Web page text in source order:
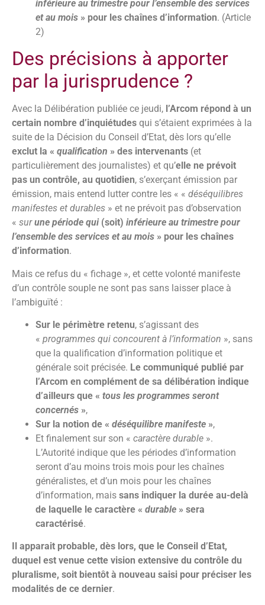
inférieure au trimestre pour l’ensemble des services
et au mois » pour les chaînes d’information. (Article
2)
Des précisions à apporter
par la jurisprudence ?
Avec la Délibération publiée ce jeudi, l’Arcom répond à un
certain nombre d’inquiétudes qui s’étaient exprimées à la
suite de la Décision du Conseil d’Etat, dès lors qu’elle
exclut la « qualification » des intervenants (et
particulièrement des journalistes) et qu’elle ne prévoit
pas un contrôle, au quotidien, s’exerçant émission par
émission, mais entend lutter contre les « « déséquilibres
manifestes et durables » et ne prévoit pas d’observation
« surune période qui (soit) inférieure au trimestre pour
l’ensemble des services et au mois » pour les chaînes
d’information.
Mais ce refus du « fichage », et cette volonté manifeste
d’un contrôle souple ne sont pas sans laisser place à
l’ambiguïté :
Sur le périmètre retenu, s’agissant des
« programmes qui concourent à l’information », sans
que la qualification d’information politique et
générale soit précisée. Le communiqué publié par
l’Arcom en complément de sa délibération indique
d’ailleurs que « tous les programmes seront
concernés »,
Sur la notion de « déséquilibre manifeste »,
Et finalement sur son « caractère durable ».
L’Autorité indique que les périodes d’information
seront d’au moins trois mois pour les chaînes
généralistes, et d’un mois pour les chaînes
d’information, mais sans indiquer la durée au-delà
de laquelle le caractère « durable » sera
caractérisé.
Il apparait probable, dès lors, que le Conseil d’Etat,
duquel est venue cette vision extensive du contrôle du
pluralisme, soit bientôt à nouveau saisi pour préciser les
modalités de ce dernier.